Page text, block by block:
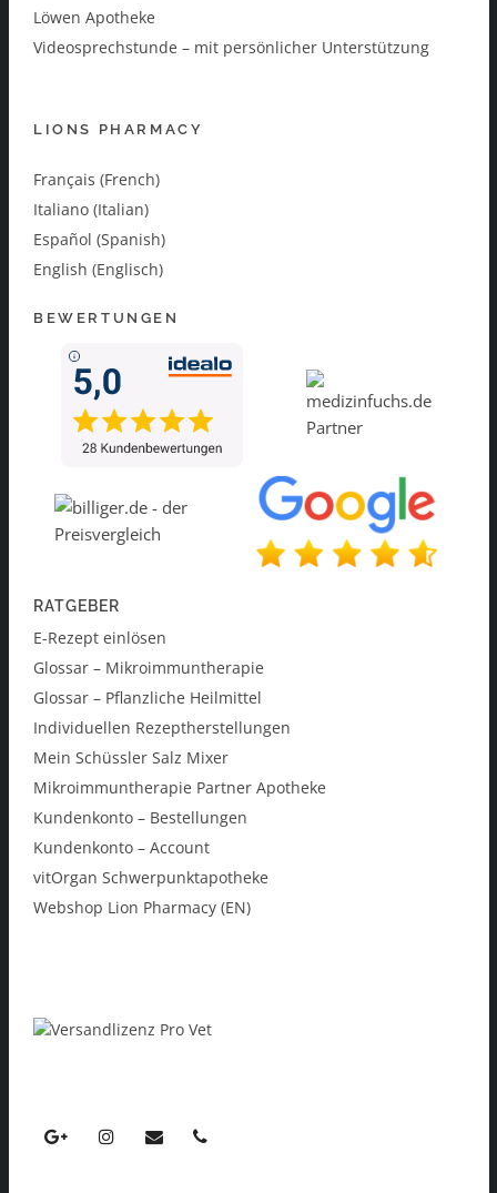
Löwen Apotheke
Videosprechstunde – mit persönlicher Unterstützung
LIONS PHARMACY
Français (French)
Italiano (Italian)
Español (Spanish)
English (Englisch)
BEWERTUNGEN
RATGEBER
E-Rezept einlösen
Glossar – Mikroimmuntherapie
Glossar – Pflanzliche Heilmittel
Individuellen Rezeptherstellungen
Mein Schüssler Salz Mixer
Mikroimmuntherapie Partner Apotheke
Kundenkonto – Bestellungen
Kundenkonto – Account
vitOrgan Schwerpunktapotheke
Webshop Lion Pharmacy (EN)